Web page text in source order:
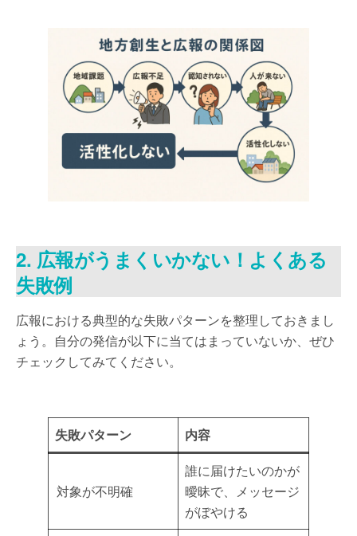
2. 広報がうまくいかない！よくある
失敗例
広報における典型的な失敗パターンを整理しておきまし
ょう。自分の発信が以下に当てはまっていないか、ぜひ
チェックしてみてください。
失敗パターン 内容
対象が不明確
誰に届けたいのかが
曖昧で、メッセージ
がぼやける